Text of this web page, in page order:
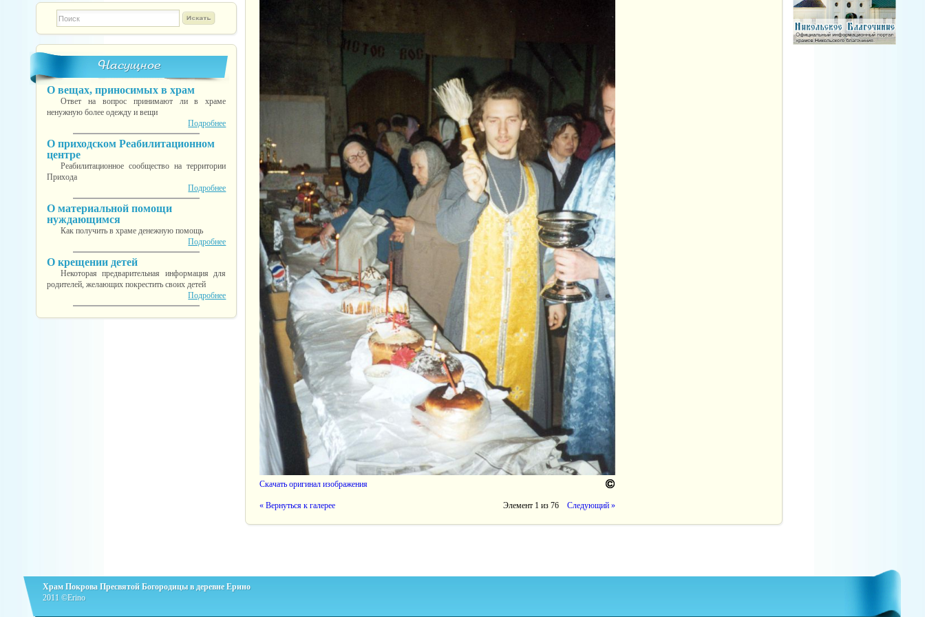
Форма поиска
TESTINS
Насущное
О вещах, приносимых в храм
Ответ на вопрос принимают ли в храме
ненужную более одежду и вещи
Подробнее
О приходском Реабилитационном
центре
Реабилитационное сообщество на территории
Прихода
Подробнее
О материальной помощи
нуждающимся
Как получить в храме денежную помощь
Подробнее
О крещении детей
Некоторая предварительная информация для
родителей, желающих покрестить своих детей
Подробнее
Скачать оригинал изображения
« Вернуться к галерее Элемент 1 из 76 Следующий »
Храм Покрова Пресвятой Богородицы в деревне Ерино
2011 ©Erino